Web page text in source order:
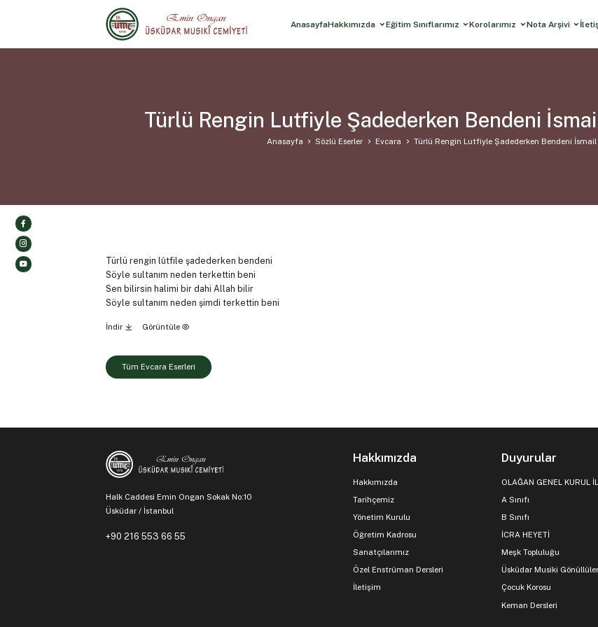
AnasayfaHakkımızda Eğitim Sınıflarımız Korolarımız Nota Arşivi
Türlü Rengin Lutfiyle Şadederken Bendeni
Anasayfa Sözlü Eserler Evcara Türlü Rengin Lutfiyle Şadederken Bendeni İsmail
Türlü rengin lûtfile şadederken bendeni
Söyle sultanım neden terkettin beni
Sen bilirsin halimi bir dahi Allah bilir
Söyle sultanım neden şimdi terkettin beni
İndir Görüntüle
Tüm Evcara Eserleri
Halk Caddesi Emin Ongan Sokak No:10
Üsküdar / İstanbul
+90 216 553 66 55
Hakkımızda
Hakkımızda
Tarihçemiz
Yönetim Kurulu
Öğretim Kadrosu
Sanatçılarımız
Özel Enstrüman Dersleri
İletişim
Duyurular
OLAĞAN GENEL KURUL
A Sınıfı
B Sınıfı
İCRA HEYETİ
Meşk Topluluğu
Üsküdar Musiki
Çocuk Korosu
Keman Dersleri